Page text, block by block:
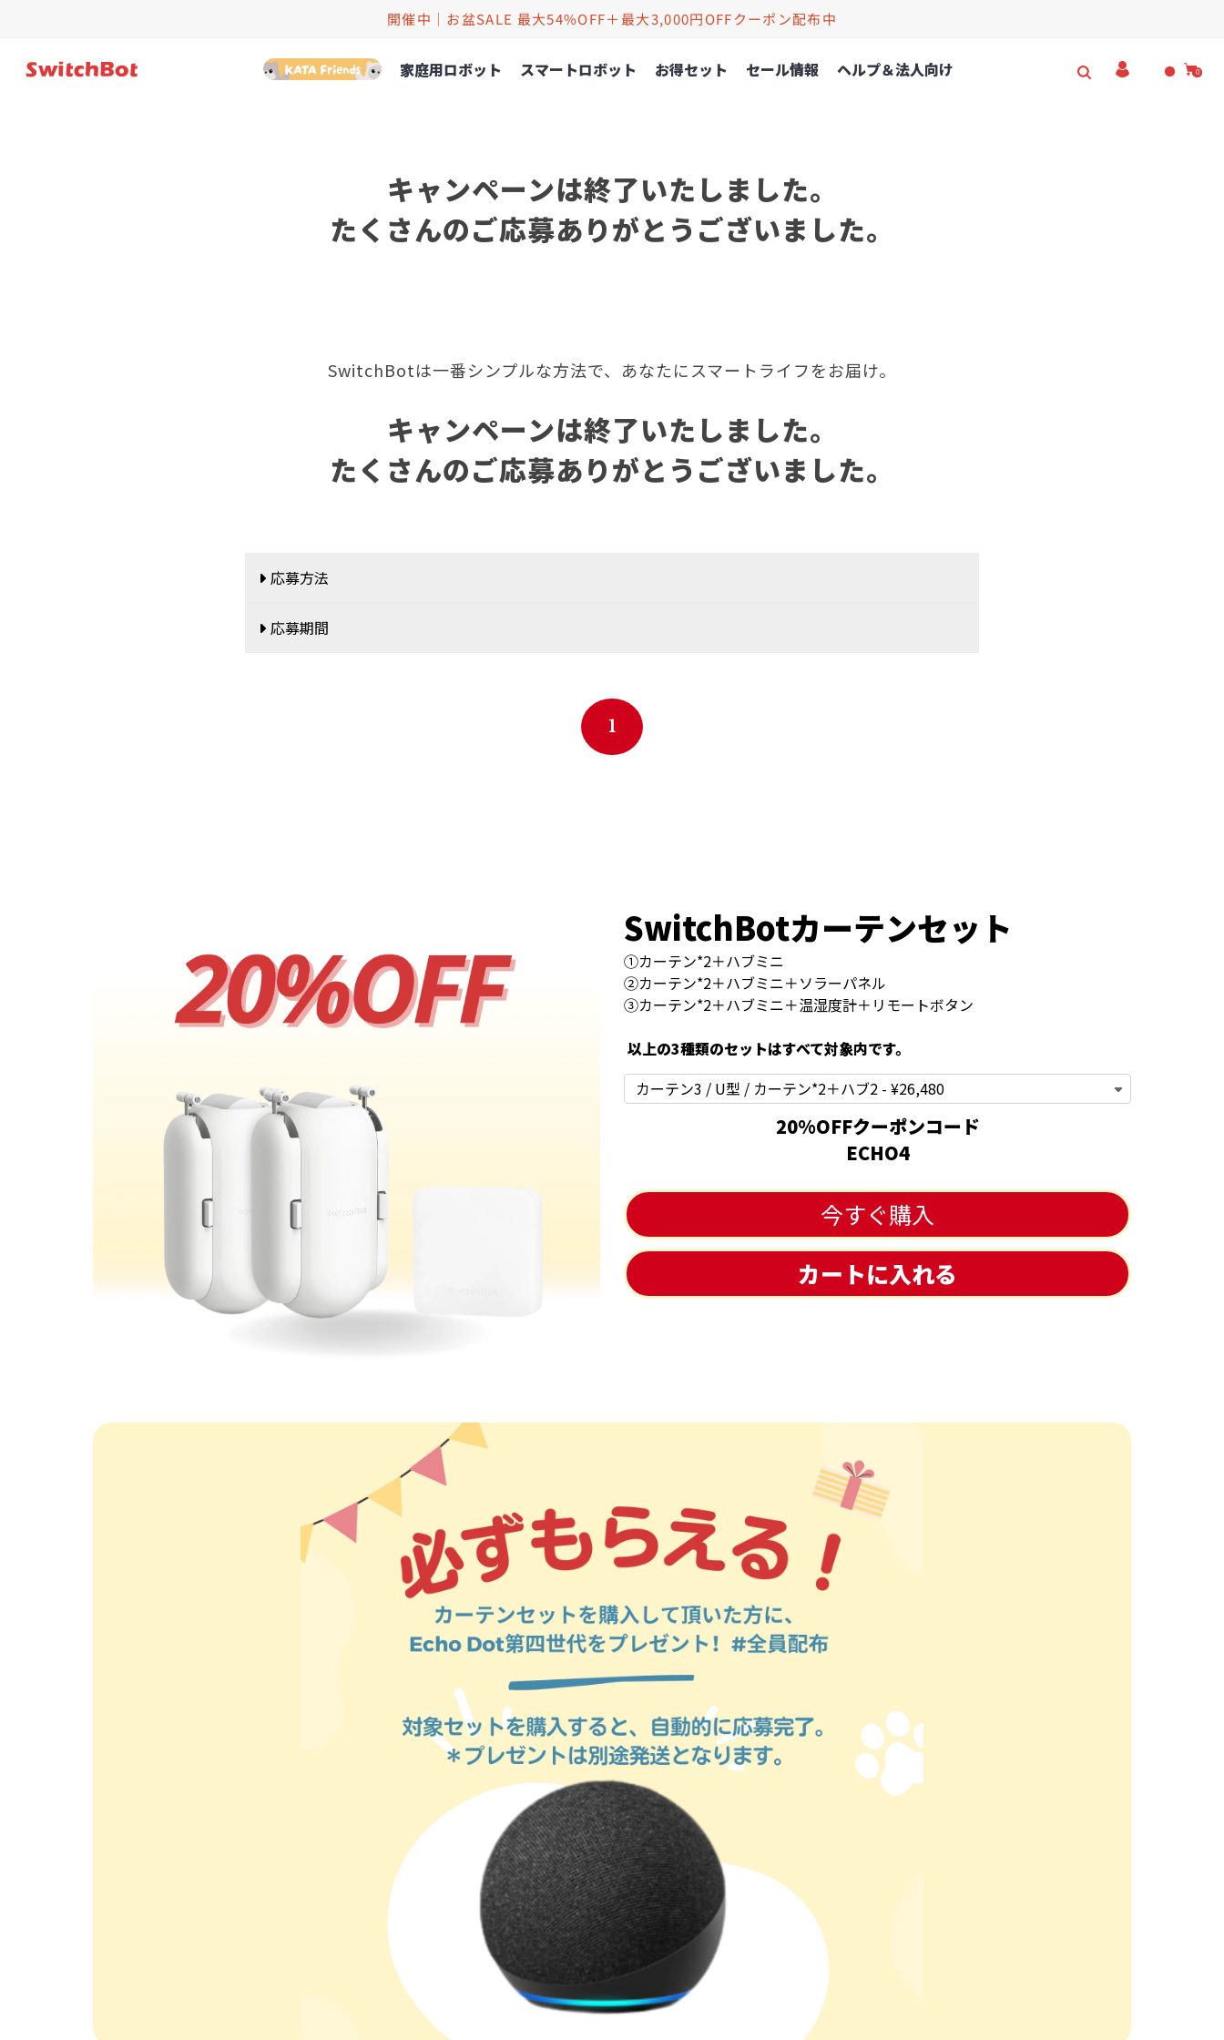
開催中｜お盆SALE 最大54%OFF＋最大3,000円OFFクーポン配布中
家庭用ロボット スマートロボット お得セット セール情報 ヘルプ＆法人向け 0
キャンペーンは終了いたしました。
たくさんのご応募ありがとうございました。
SwitchBotは一番シンプルな方法で、あなたにスマートライフをお届け。
キャンペーンは終了いたしました。
たくさんのご応募ありがとうございました。
応募方法
応募期間
1
SwitchBotカーテンセット
①カーテン*2＋ハブミニ
②カーテン*2＋ハブミニ＋ソラーパネル
③カーテン*2＋ハブミニ＋温湿度計＋リモートボタン
以上の3種類のセットはすべて対象内です。
20%OFFクーポンコード
ECHO4
今すぐ購入
カートに入れる